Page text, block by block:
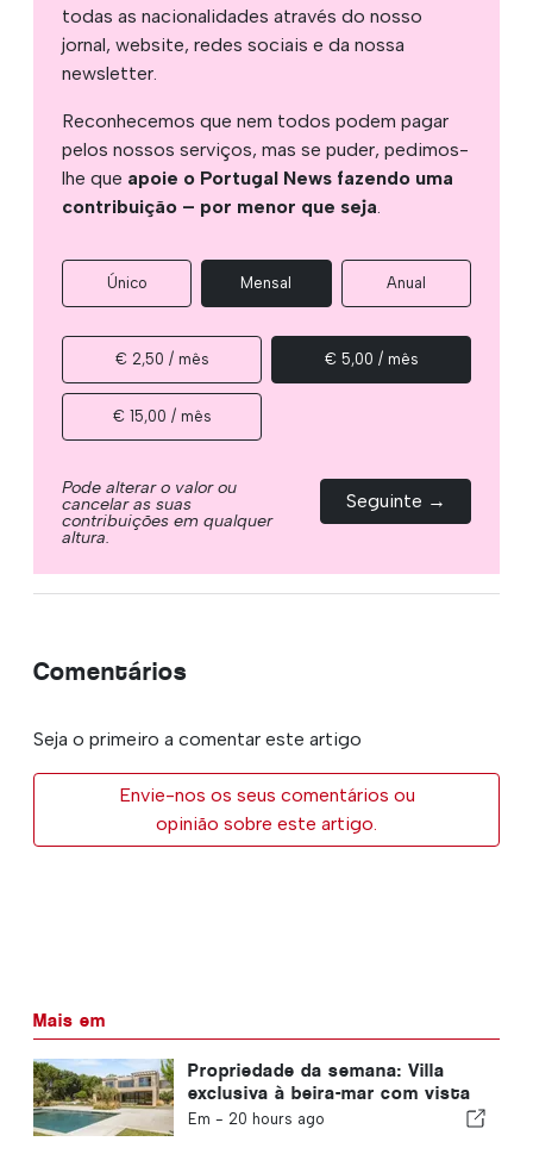
todas as nacionalidades através do nosso
jornal, website, redes sociais e da nossa
newsletter.
Reconhecemos que nem todos podem pagar
pelos nossos serviços, mas se puder, pedimos-
lhe que apoie o Portugal News fazendo uma
contribuição – por menor que seja.
Único Mensal Anual
€ 2,50 / mês € 5,00 / mês
€ 15,00 / mês
Pode alterar o valor ou
cancelar as suas
contribuições em qualquer
altura.
Seguinte →
Comentários
Seja o primeiro a comentar este artigo
Envie-nos os seus comentários ou
opinião sobre este artigo.
Mais em
Propriedade da semana: Villa
exclusiva à beira-mar com vista
panorâmica do mar e vista para
Em - 20 hours ago